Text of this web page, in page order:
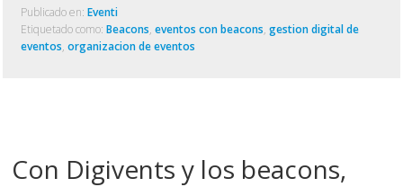
Publicado en: Eventi
Etiquetado como: Beacons, eventos con beacons, gestion digital de
eventos, organizacion de eventos
Con Digivents y los beacons,